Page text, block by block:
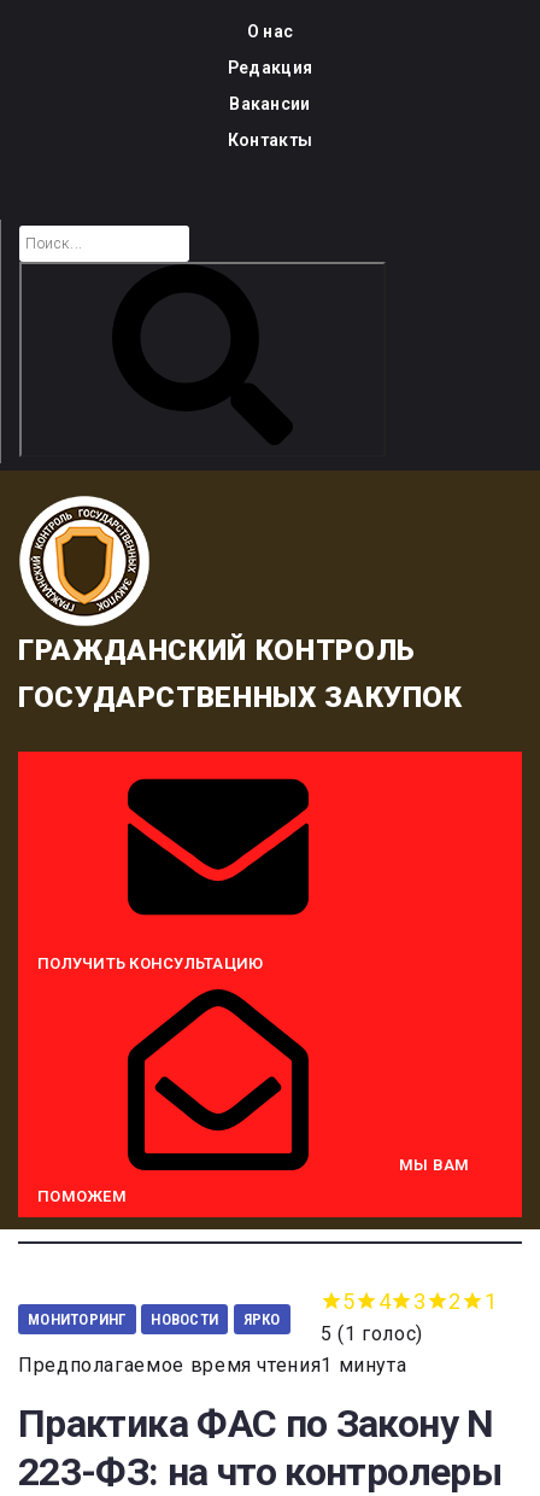
О нас
Редакция
Вакансии
Контакты
ГРАЖДАНСКИЙ КОНТРОЛЬ
ГОСУДАРСТВЕННЫХ ЗАКУПОК
ПОЛУЧИТЬ КОНСУЛЬТАЦИЮ
МЫ ВАМ
ПОМОЖЕМ
МОНИТОРИНГ НОВОСТИ ЯРКО
5 4 3 2 1
5 (1 голос)
Предполагаемое время чтения1 минута
Практика ФАС по Закону N
223-ФЗ: на что контролеры